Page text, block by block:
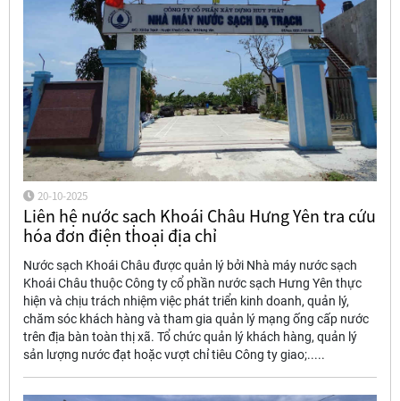
20-10-2025
Liên hệ nước sạch Khoái Châu Hưng Yên tra cứu
hóa đơn điện thoại địa chỉ
Nước sạch Khoái Châu được quản lý bởi Nhà máy nước sạch
Khoái Châu thuộc Công ty cổ phần nước sạch Hưng Yên thực
hiện và chịu trách nhiệm việc phát triển kinh doanh, quản lý,
chăm sóc khách hàng và tham gia quản lý mạng ống cấp nước
trên địa bàn toàn thị xã. Tổ chức quản lý khách hàng, quản lý
sản lượng nước đạt hoặc vượt chỉ tiêu Công ty giao;.....